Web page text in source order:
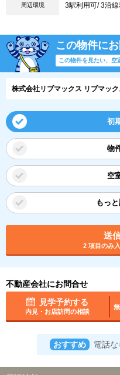
周辺環境 3駅利用可/ 3沿
この物件に
この物件を見たい、空
株式会社リブマックス リブマッ
初
物
空
もっ
送
2 項目のみ
不動産会社にお問合せ
見学予約する
内見・お店訪問の相談
おすすめ 電話